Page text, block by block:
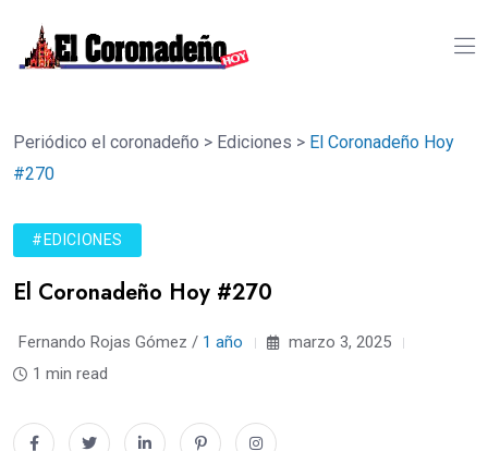
Periódico el coronadeño > Ediciones > El Coronadeño Hoy
#270
#EDICIONES
El Coronadeño Hoy #270
Fernando Rojas Gómez / 1 año
marzo 3, 2025
1 min read